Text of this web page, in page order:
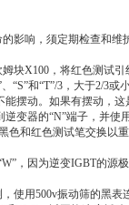
影响，须定期检查和维
块X100，将红色测试引
“S”和“T”/3，大于2/3或
能摆动。如果有摆动，这
变器的“N”端子，并使
色和红色测试笔交换以
，因为逆变IGBT的源
使用500v振动筛的黑表